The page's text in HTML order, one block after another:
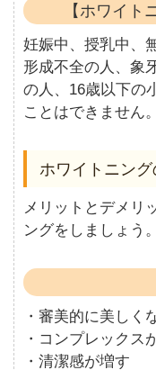
【ホワイト
妊娠中、授乳中、
形成不全の人、象
の人、16歳以下の
ことはできません。
ホワイトニン
メリットとデメリ
ングをしましょう。
・審美的に美しく
・コンプレックス
・清潔感が増す